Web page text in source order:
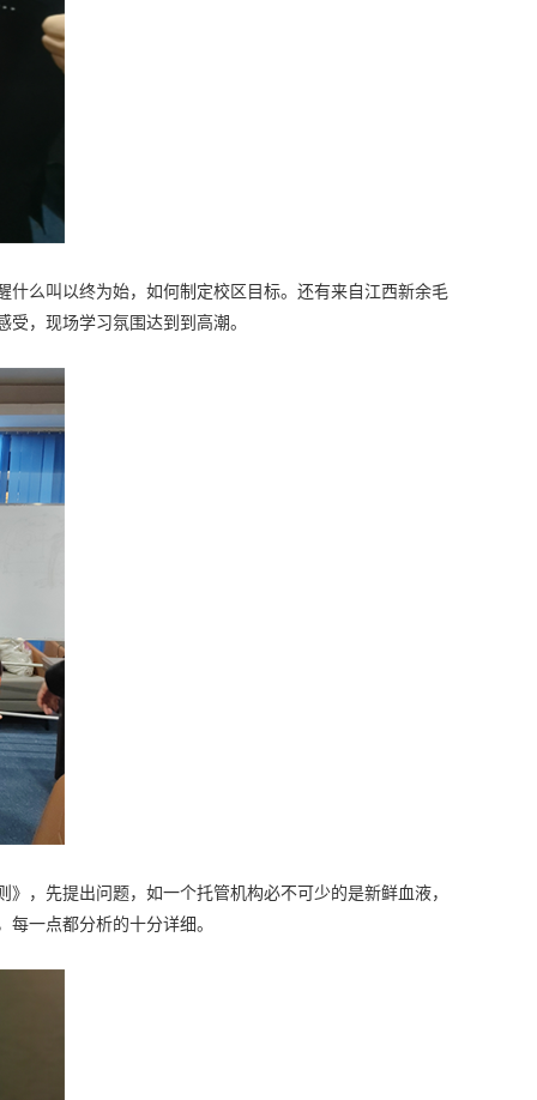
么叫以终为始，如何制定校区目标。还有来自江西新余毛
，现场学习氛围达到到高潮。
先提出问题，如一个托管机构必不可少的是新鲜血液，
一点都分析的十分详细。